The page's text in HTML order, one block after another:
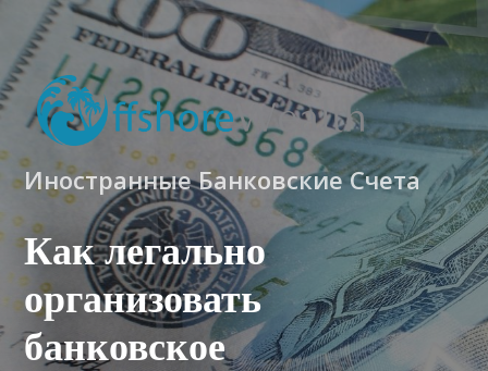
Иностранные Банковские Счета
Как легально
организовать
банковское